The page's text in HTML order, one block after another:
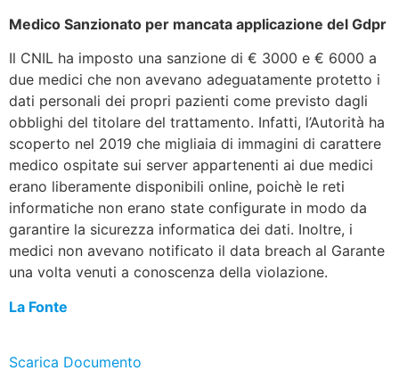
Medico Sanzionato per mancata applicazione del Gdpr
Il CNIL ha imposto una sanzione di € 3000 e € 6000 a
due medici che non avevano adeguatamente protetto i
dati personali dei propri pazienti come previsto dagli
obblighi del titolare del trattamento. Infatti, l’Autorità ha
scoperto nel 2019 che migliaia di immagini di carattere
medico ospitate sui server appartenenti ai due medici
erano liberamente disponibili online, poichè le reti
informatiche non erano state configurate in modo da
garantire la sicurezza informatica dei dati. Inoltre, i
medici non avevano notificato il data breach al Garante
una volta venuti a conoscenza della violazione.
La Fonte
Scarica Documento